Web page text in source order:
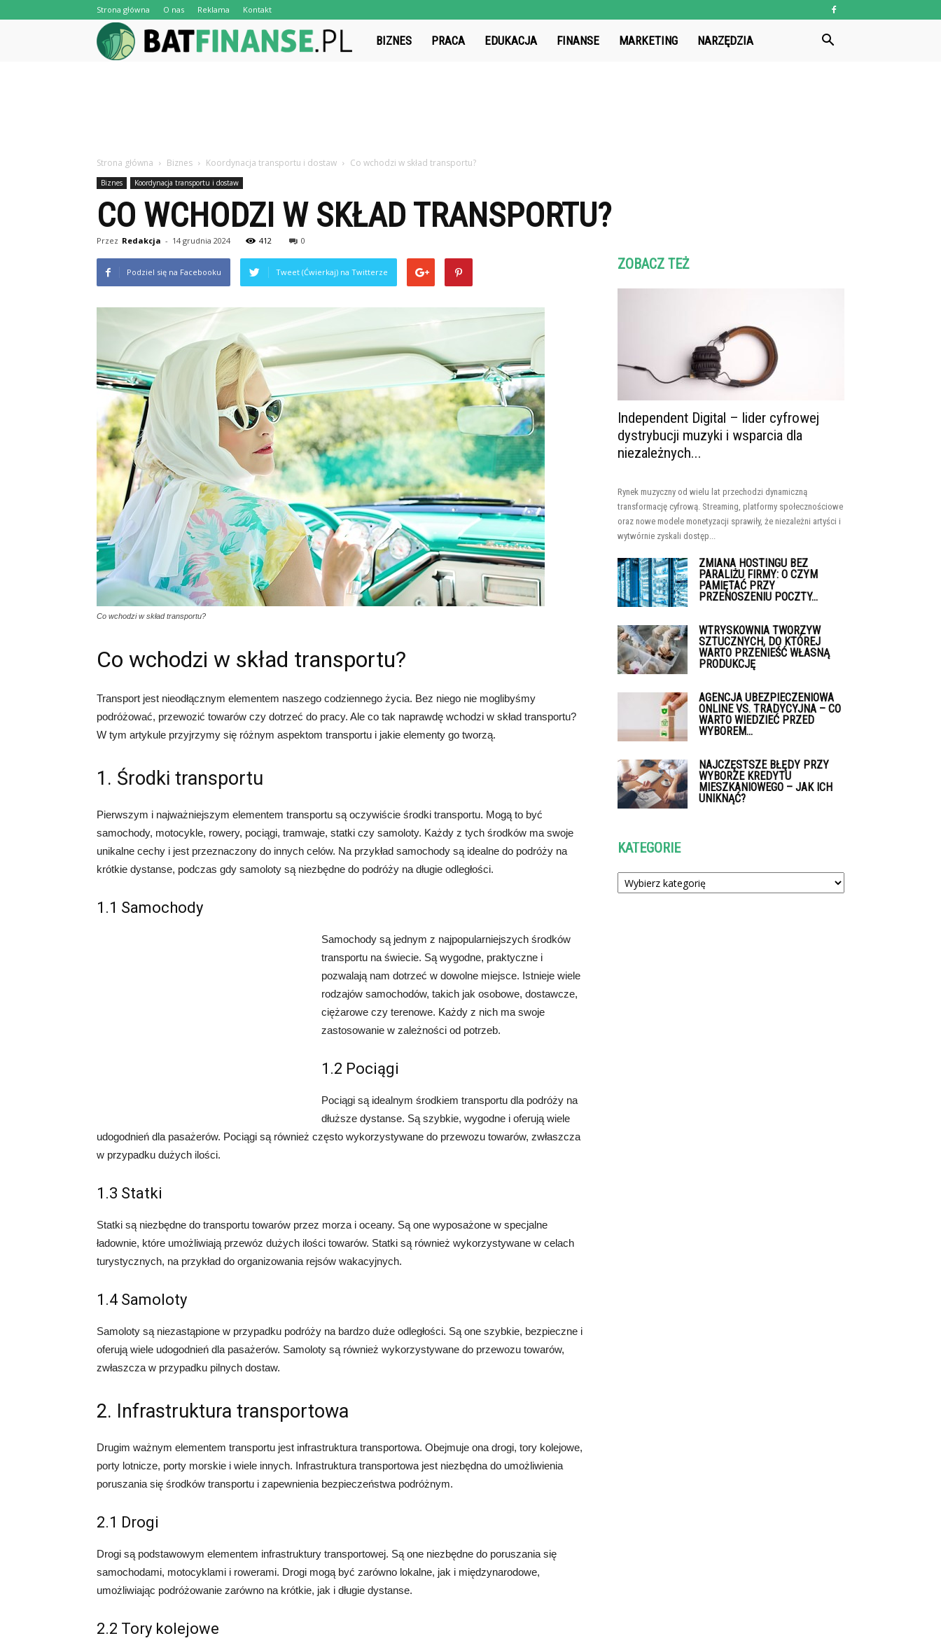
Strona główna O nas Reklama Kontakt
BatFinanse.pl
BIZNES PRACA EDUKACJA FINANSE MARKETING NARZĘDZIA
Strona główna Biznes Koordynacja transportu i dostaw Co wchodzi w skład transportu?
Biznes Koordynacja transportu i dostaw
CO WCHODZI W SKŁAD TRANSPORTU?
Przez Redakcja - 14 grudnia 2024 412 0
Podziel się na Facebooku Tweet (Ćwierkaj) na Twitterze
Co wchodzi w skład transportu?
Co wchodzi w skład transportu?
Transport jest nieodłącznym elementem naszego codziennego życia. Bez niego nie moglibyśmy
podróżować, przewozić towarów czy dotrzeć do pracy. Ale co tak naprawdę wchodzi w skład transportu?
W tym artykule przyjrzymy się różnym aspektom transportu i jakie elementy go tworzą.
1. Środki transportu
Pierwszym i najważniejszym elementem transportu są oczywiście środki transportu. Mogą to być
samochody, motocykle, rowery, pociągi, tramwaje, statki czy samoloty. Każdy z tych środków ma swoje
unikalne cechy i jest przeznaczony do innych celów. Na przykład samochody są idealne do podróży na
krótkie dystanse, podczas gdy samoloty są niezbędne do podróży na długie odległości.
1.1 Samochody
Samochody są jednym z najpopularniejszych środków
transportu na świecie. Są wygodne, praktyczne i
pozwalają nam dotrzeć w dowolne miejsce. Istnieje wiele
rodzajów samochodów, takich jak osobowe, dostawcze,
ciężarowe czy terenowe. Każdy z nich ma swoje
zastosowanie w zależności od potrzeb.
1.2 Pociągi
Pociągi są idealnym środkiem transportu dla podróży na
dłuższe dystanse. Są szybkie, wygodne i oferują wiele
udogodnień dla pasażerów. Pociągi są również często wykorzystywane do przewozu towarów, zwłaszcza
w przypadku dużych ilości.
1.3 Statki
Statki są niezbędne do transportu towarów przez morza i oceany. Są one wyposażone w specjalne
ładownie, które umożliwiają przewóz dużych ilości towarów. Statki są również wykorzystywane w celach
turystycznych, na przykład do organizowania rejsów wakacyjnych.
1.4 Samoloty
Samoloty są niezastąpione w przypadku podróży na bardzo duże odległości. Są one szybkie, bezpieczne i
oferują wiele udogodnień dla pasażerów. Samoloty są również wykorzystywane do przewozu towarów,
zwłaszcza w przypadku pilnych dostaw.
2. Infrastruktura transportowa
Drugim ważnym elementem transportu jest infrastruktura transportowa. Obejmuje ona drogi, tory kolejowe,
porty lotnicze, porty morskie i wiele innych. Infrastruktura transportowa jest niezbędna do umożliwienia
poruszania się środków transportu i zapewnienia bezpieczeństwa podróżnym.
2.1 Drogi
Drogi są podstawowym elementem infrastruktury transportowej. Są one niezbędne do poruszania się
samochodami, motocyklami i rowerami. Drogi mogą być zarówno lokalne, jak i międzynarodowe,
umożliwiając podróżowanie zarówno na krótkie, jak i długie dystanse.
2.2 Tory kolejowe
ZOBACZ TEŻ
Independent Digital – lider cyfrowej
dystrybucji muzyki i wsparcia dla
niezależnych...
Rynek muzyczny od wielu lat przechodzi dynamiczną
transformację cyfrową. Streaming, platformy społecznościowe
oraz nowe modele monetyzacji sprawiły, że niezależni artyści i
wytwórnie zyskali dostęp...
ZMIANA HOSTINGU BEZ
PARALIŻU FIRMY: O CZYM
PAMIĘTAĆ PRZY
PRZENOSZENIU POCZTY...
WTRYSKOWNIA TWORZYW
SZTUCZNYCH, DO KTÓREJ
WARTO PRZENIEŚĆ WŁASNĄ
PRODUKCJĘ
AGENCJA UBEZPIECZENIOWA
ONLINE VS. TRADYCYJNA – CO
WARTO WIEDZIEĆ PRZED
WYBOREM...
NAJCZĘSTSZE BŁĘDY PRZY
WYBORZE KREDYTU
MIESZKANIOWEGO – JAK ICH
UNIKNĄĆ?
KATEGORIE
Kategorie